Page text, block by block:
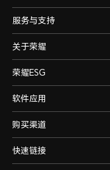
服务与支持
关于荣耀
荣耀ESG
软件应用
购买渠道
快速链接